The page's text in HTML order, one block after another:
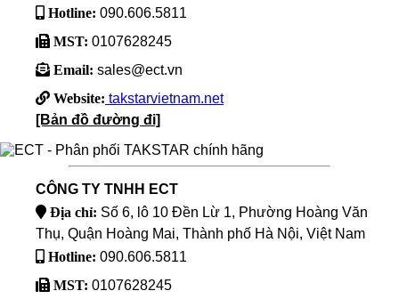
Hotline: 090.606.5811
MST: 0107628245
Email: sales@ect.vn
Website: takstarvietnam.net
[Bản đồ đường đi]
CÔNG TY TNHH ECT
Địa chỉ: Số 6, lô 10 Đền Lừ 1, Phường Hoàng Văn
Thụ, Quận Hoàng Mai, Thành phố Hà Nội, Việt Nam
Hotline: 090.606.5811
MST: 0107628245